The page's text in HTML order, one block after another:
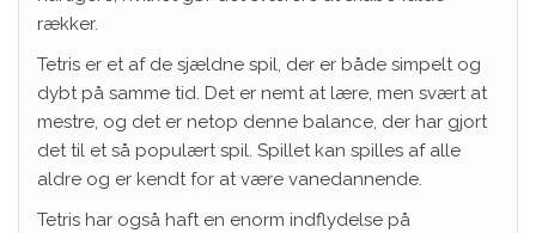
rækker.
Tetris er et af de sjældne spil, der er både simpelt og
dybt på samme tid. Det er nemt at lære, men svært at
mestre, og det er netop denne balance, der har gjort
det til et så populært spil. Spillet kan spilles af alle
aldre og er kendt for at være vanedannende.
Tetris har også haft en enorm indflydelse på